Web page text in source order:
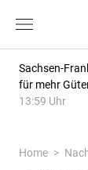
Sachsen-
für mehr
13:59 Uhr
Home